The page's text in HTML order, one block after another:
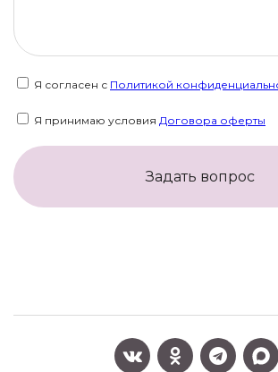
Я согласен с Политикой
Я принимаю условия Договора оферты
Задать вопрос